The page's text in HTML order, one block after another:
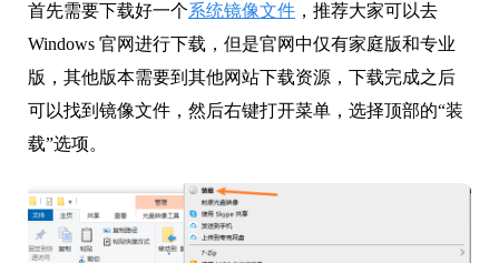
首先需要下载好一个系统镜像文件 ，推荐大家可以去
Windows 官网进行下载，但是官网中仅有家庭版和专业
版，其他版本需要到其他网站下载资源，下载完成之后
可以找到镜像文件，然后右键打开菜单，选择顶部的“装
载”选项。